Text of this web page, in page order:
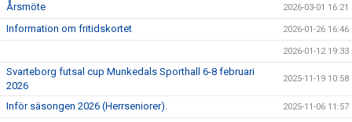
Årsmöte 2026-03-01 16:21
Information om fritidskortet 2026-01-26 16:46
2026-01-12 19:33
Svarteborg futsal cup Munkedals Sporthall 6-8 februari
2026
2025-11-19 10:58
Inför säsongen 2026 (Herrseniorer). 2025-11-06 11:57